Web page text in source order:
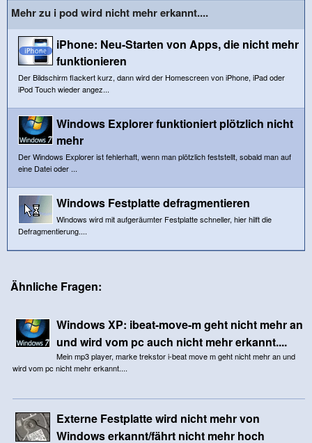
Mehr zu i pod wird nicht mehr erkannt....
iPhone: Neu-Starten von Apps, die nicht mehr
funktionieren
Der Bildschirm flackert kurz, dann wird der Homescreen von iPhone, iPad oder
iPod Touch wieder angez...
Windows Explorer funktioniert plötzlich nicht
mehr
Der Windows Explorer ist fehlerhaft, wenn man plötzlich feststellt, sobald man auf
eine Datei oder ...
Windows Festplatte defragmentieren
Windows wird mit aufgeräumter Festplatte schneller, hier hilft die
Defragmentierung....
Ähnliche Fragen:
Windows XP: ibeat-move-m geht nicht mehr an
und wird vom pc auch nicht mehr erkannt....
Mein mp3 player, marke trekstor i-beat move m geht nicht mehr an und
wird vom pc nicht mehr erkannt....
Externe Festplatte wird nicht mehr von
Windows erkannt/fährt nicht mehr hoch